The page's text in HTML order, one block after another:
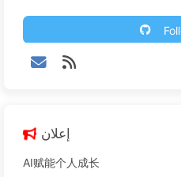
إعلان
AI赋能个人成长